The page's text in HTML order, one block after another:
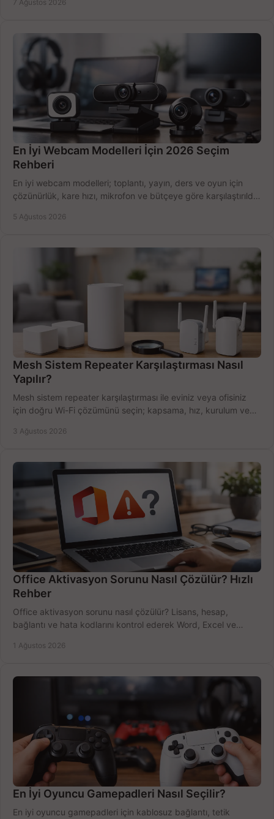
7 Ağustos 2026
En İyi Webcam Modelleri İçin 2026 Seçim
Rehberi
En iyi webcam modelleri; toplantı, yayın, ders ve oyun için
çözünürlük, kare hızı, mikrofon ve bütçeye göre karşılaştırıldı.
5 Ağustos 2026
Mesh Sistem Repeater Karşılaştırması Nasıl
Yapılır?
Mesh sistem repeater karşılaştırması ile eviniz veya ofisiniz
için doğru Wi-Fi çözümünü seçin; kapsama, hız, kurulum ve
3 Ağustos 2026
Office Aktivasyon Sorunu Nasıl Çözülür? Hızlı
Rehber
Office aktivasyon sorunu nasıl çözülür? Lisans, hesap,
bağlantı ve hata kodlarını kontrol ederek Word, Excel ve
1 Ağustos 2026
En İyi Oyuncu Gamepadleri Nasıl Seçilir?
En iyi oyuncu gamepadleri için kablosuz bağlantı, tetik